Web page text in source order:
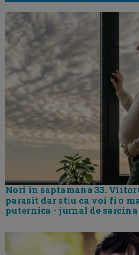
Nori in saptamana 33.
parasit dar stiu ca voi fi o
puternica - jurnal de sarcina